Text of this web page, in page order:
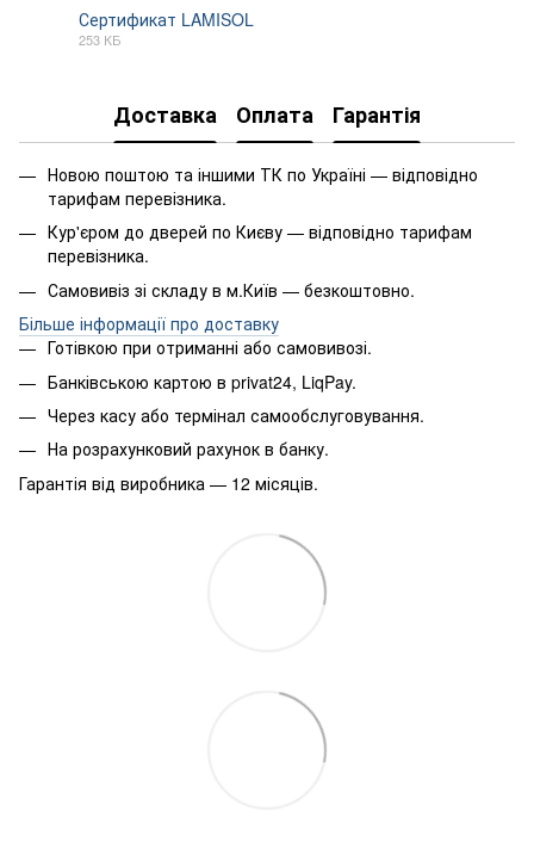
Сертификат LAMISOL
253 КБ
Доставка Оплата Гарантія
Новою поштою та іншими ТК по Україні — відповідно
тарифам перевізника.
Кур'єром до дверей по Києву — відповідно тарифам
перевізника.
Самовивіз зі складу в м.Київ — безкоштовно.
Більше інформації про доставку
Готівкою при отриманні або самовивозі.
Банківською картою в privat24, LiqPay.
Через касу або термінал самообслуговування.
На розрахунковий рахунок в банку.
Гарантія від виробника — 12 місяців.